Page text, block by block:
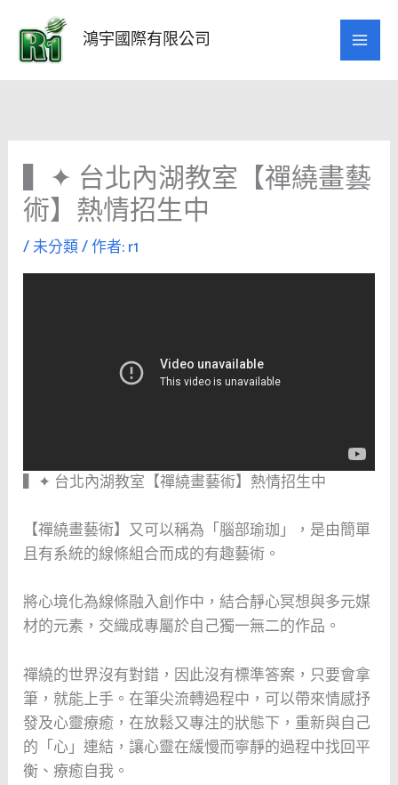
要
鴻宇國際有限公司
▍✦ 台北內湖教室【禪繞畫藝
術】熱情招生中
/未分類/ 作者:r1
▍✦ 台北內湖教室【禪繞畫藝術】熱情招生中
【禪繞畫藝術】又可以稱為「腦部瑜珈」，是由簡單
且有系統的線條組合而成的有趣藝術。
將心境化為線條融入創作中，結合靜心冥想與多元媒
材的元素，交織成專屬於自己獨一無二的作品。
禪繞的世界沒有對錯，因此沒有標準答案，只要會拿
筆，就能上手。在筆尖流轉過程中，可以帶來情感抒
發及心靈療癒，在放鬆又專注的狀態下，重新與自己
的「心」連結，讓心靈在緩慢而寧靜的過程中找回平
衡、療癒自我。